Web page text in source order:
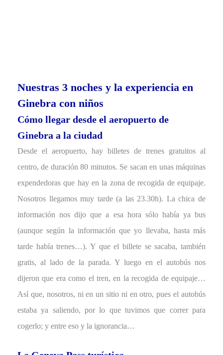
Nuestras 3 noches y la experiencia en
Ginebra con niños
Cómo llegar desde el aeropuerto de
Ginebra a la ciudad
Desde el aeropuerto, hay billetes de trenes gratuitos al
centro, de duración 80 minutos. Se sacan en unas máquinas
expendedoras que hay en la zona de recogida de equipaje.
Nosotros llegamos muy tarde (a las 23.30h). La chica de
información nos dijo que a esa hora sólo había ya bus
(aunque según la información que yo llevaba, hasta más
tarde había trenes…). Y que el billete se sacaba, también
gratis, al lado de la parada. Y luego en el autobús nos
dijeron que era como el tren, en la recogida de equipaje…
Así que, nosotros, ni en un sitio ni en otro, pues el autobús
estaba ya saliendo, por lo que tuvimos que correr para
cogerlo; y entre eso y la ignorancia…